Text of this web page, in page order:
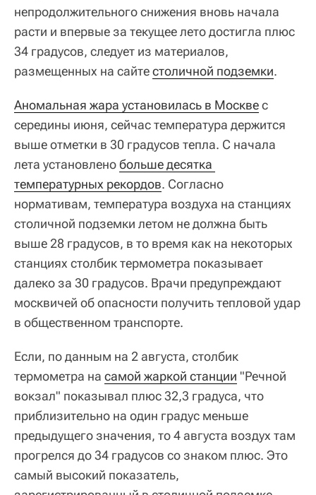
непродолжительного снижения вновь начала
расти и впервые за текущее лето достигла плюс
34 градусов, следует из материалов,
размещенных на сайтестоличной подземки.
Аномальная жара установилась в Москвес
середины июня, сейчас температура держится
выше отметки в 30 градусов тепла. С начала
лета установленобольше десятка
температурных рекордов. Согласно
нормативам, температура воздуха на станциях
столичной подземки летом не должна быть
выше 28 градусов, в то время как на некоторых
станциях столбик термометра показывает
далеко за 30 градусов. Врачи предупреждают
москвичей об опасности получить тепловой удар
в общественном транспорте.
Если, по данным на 2 августа, столбик
термометра на самой жаркой станции "Речной
вокзал" показывал плюс 32,3 градуса, что
приблизительно на один градус меньше
предыдущего значения, то 4 августа воздух там
прогрелся до 34 градусов со знаком плюс. Это
самый высокий показатель,